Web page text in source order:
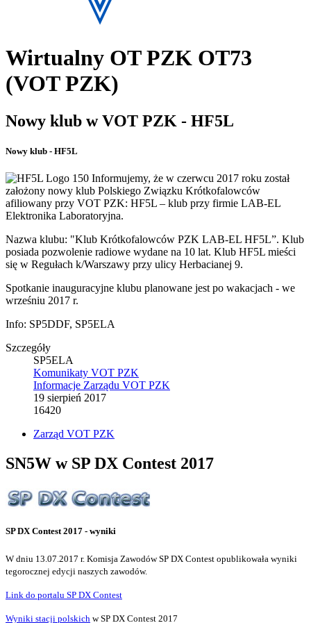
Wirtualny OT PZK OT73
(VOT PZK)
Nowy klub w VOT PZK - HF5L
Nowy klub - HF5L
Informujemy, że w czerwcu 2017 roku został
założony nowy klub Polskiego Związku Krótkofalowców
afiliowany przy VOT PZK: HF5L – klub przy firmie LAB-EL
Elektronika Laboratoryjna.
Nazwa klubu: "Klub Krótkofalowców PZK LAB-EL HF5L”. Klub
posiada pozwolenie radiowe wydane na 10 lat. Klub HF5L mieści
się w Regułach k/Warszawy przy ulicy Herbacianej 9.
Spotkanie inauguracyjne klubu planowane jest po wakacjach - we
wrześniu 2017 r.
Info: SP5DDF, SP5ELA
Szczegóły
SP5ELA
Komunikaty VOT PZK
Informacje Zarządu VOT PZK
19 sierpień 2017
16420
Zarząd VOT PZK
SN5W w SP DX Contest 2017
SP DX Contest 2017 - wyniki
W dniu 13.07.2017 r. Komisja Zawodów SP DX Contest opublikowała wyniki
tegorocznej edycji naszych zawodów.
Link do portalu SP DX Contest
Wyniki stacji polskich w SP DX Contest 2017